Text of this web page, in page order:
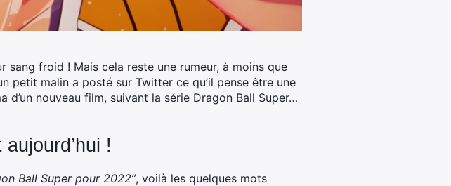
sang froid ! Mais cela reste une rumeur, à moins que
petit malin a posté sur Twitter ce qu’il pense être une
nouveau film, suivant la série Dragon Ball Super…
!
Ball Super pour 2022”, voilà les quelques mots